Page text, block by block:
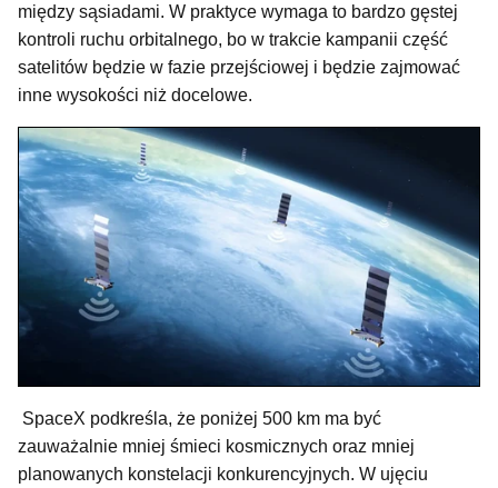
między sąsiadami. W praktyce wymaga to bardzo gęstej
kontroli ruchu orbitalnego, bo w trakcie kampanii część
satelitów będzie w fazie przejściowej i będzie zajmować
inne wysokości niż docelowe.
SpaceX podkreśla, że poniżej 500 km ma być
zauważalnie mniej śmieci kosmicznych oraz mniej
planowanych konstelacji konkurencyjnych. W ujęciu